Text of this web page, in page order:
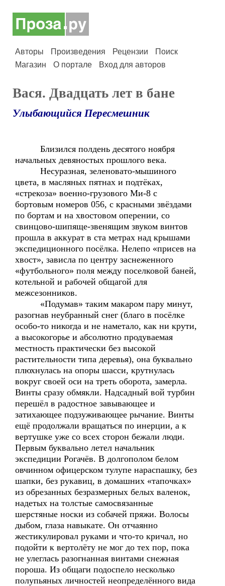
Авторы Произведения Рецензии
Поиск
Магазин
О портале Вход для авторов
Вася. Двадцать лет в бане
Улыбающийся Пересмешник
Близился полдень десятого ноября
начальных девяностых прошлого века.
Несуразная, зеленовато-мышиного
цвета, в масляных пятнах и подтёках,
«стрекоза» военно-грузового Ми-8 с
бортовым номеров 056, с красными звёздами
по бортам и на хвостовом оперении, со
свинцово-шипяще-звенящим звуком винтов
прошла в аккурат в ста метрах над крышами
экспедиционного посёлка. Нелепо «присев на
хвост», зависла по центру заснеженного
«футбольного» поля между поселковой баней,
котельной и рабочей общагой для
межсезонников.
«Подумав» таким макаром пару минут,
разогнав неубранный снег (благо в посёлке
особо-то никогда и не наметало, как ни крути,
а высокогорье и абсолютно продуваемая
местность практически без высокой
растительности типа деревья), она буквально
плюхнулась на опоры шасси, крутнулась
вокруг своей оси на треть оборота, замерла.
Винты сразу обмякли. Надсадный вой турбин
перешёл в радостное завывающее и
затихающее подзуживающее рычание. Винты
ещё продолжали вращаться по инерции, а к
вертушке уже со всех сторон бежали люди.
Первым буквально летел начальник
экспедиции Рогачёв. В долгополом белом
овчинном офицерском тулупе нараспашку, без
шапки, без рукавиц, в домашних «тапочках»
из обрезанных безразмерных белых валенок,
надетых на толстые самосвязанные
шерстяные носки из собачей пряжи. Волосы
дыбом, глаза навыкате. Он отчаянно
жестикулировал руками и что-то кричал, но
подойти к вертолёту не мог до тех пор, пока
не улеглась разогнанная винтами снежная
пороша. Из общаги подоспело несколько
полупьяных личностей неопределённого вида